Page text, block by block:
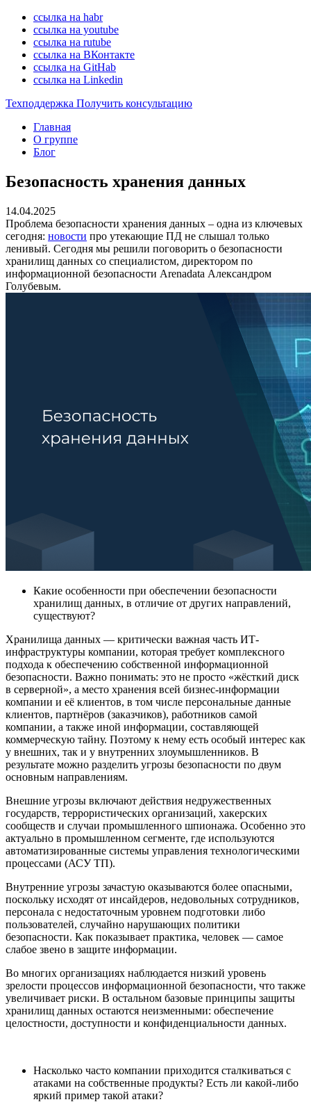
ссылка на habr
ссылка на youtube
ссылка на rutube
ссылка на ВКонтакте
ссылка на GitHab
ссылка на Linkedin
Техподдержка Получить консультацию
Главная
О группе
Блог
Безопасность хранения данных
14.04.2025
Проблема безопасности хранения данных – одна из ключевых
сегодня: новости про утекающие ПД не слышал только
ленивый. Сегодня мы решили поговорить о безопасности
хранилищ данных со специалистом, директором по
информационной безопасности Arenadata Александром
Голубевым.
Какие особенности при обеспечении безопасности
хранилищ данных, в отличие от других направлений,
существуют?
Хранилища данных — критически важная часть ИТ-
инфраструктуры компании, которая требует комплексного
подхода к обеспечению собственной информационной
безопасности. Важно понимать: это не просто «жёсткий диск
в серверной», а место хранения всей бизнес-информации
компании и её клиентов, в том числе персональные данные
клиентов, партнёров (заказчиков), работников самой
компании, а также иной информации, составляющей
коммерческую тайну. Поэтому к нему есть особый интерес как
у внешних, так и у внутренних злоумышленников. В
результате можно разделить угрозы безопасности по двум
основным направлениям.
Внешние угрозы включают действия недружественных
государств, террористических организаций, хакерских
сообществ и случаи промышленного шпионажа. Особенно это
актуально в промышленном сегменте, где используются
автоматизированные системы управления технологическими
процессами (АСУ ТП).
Внутренние угрозы зачастую оказываются более опасными,
поскольку исходят от инсайдеров, недовольных сотрудников,
персонала с недостаточным уровнем подготовки либо
пользователей, случайно нарушающих политики
безопасности. Как показывает практика, человек — самое
слабое звено в защите информации.
Во многих организациях наблюдается низкий уровень
зрелости процессов информационной безопасности, что также
увеличивает риски. В остальном базовые принципы защиты
хранилищ данных остаются неизменными: обеспечение
целостности, доступности и конфиденциальности данных.
Насколько часто компании приходится сталкиваться с
атаками на собственные продукты? Есть ли какой-либо
яркий пример такой атаки?